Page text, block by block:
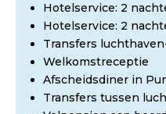
Hotelservice: 2
Hotelservice: 2
Transfers
Welkomstreceptie
Afscheidsdiner in
Transfers tussen